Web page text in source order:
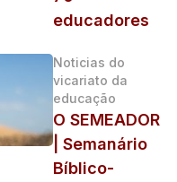
educadores
Noticias do
vicariato da
educação
O SEMEADOR
| Semanário
Bíblico-